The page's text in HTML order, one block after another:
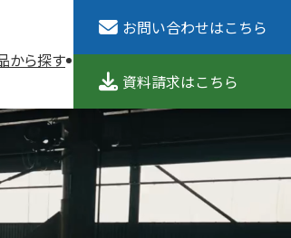
から探す 導入事例 コラム 採用情報
お問い合わせはこちら
資料請求はこちら